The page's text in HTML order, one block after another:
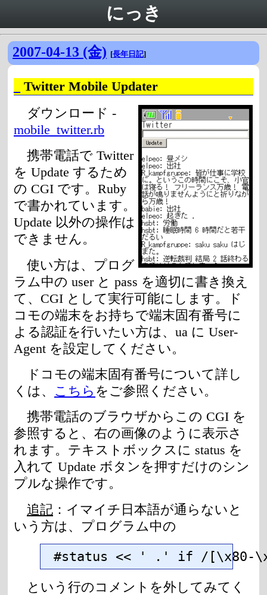
にっき
2007-04-13 (金) [長年日記]
Twitter Mobile Updater
ダウンロード -
mobile_twitter.rb
携帯電話で Twitter
を Update するため
の CGI です。Ruby
で書かれています。
Update 以外の操作は
できません。
使い方は、プログ
ラム中の user と pass を適切に書き換え
て、CGI として実行可能にします。ド
コモの端末をお持ちで端末固有番号に
よる認証を行いたい方は、ua に User-
Agent を設定してください。
ドコモの端末固有番号について詳し
くは、 こちら をご参照ください。
携帯電話のブラウザからこの CGI を
参照すると、右の画像のように表示さ
れます。テキストボックスに status を
入れて Update ボタンを押すだけのシン
プルな操作です。
追記 ：イマイチ日本語が通らないと
いう方は、プログラム中の
#status << ' .' if /[\x80-
という行のコメントを外してみてく